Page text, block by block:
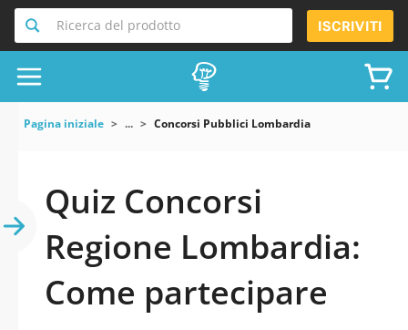
Ricerca del prodotto ISCRIVITI
Pagina iniziale ... Concorsi Pubblici Lombardia
Quiz Concorsi
Regione Lombardia:
Come partecipare